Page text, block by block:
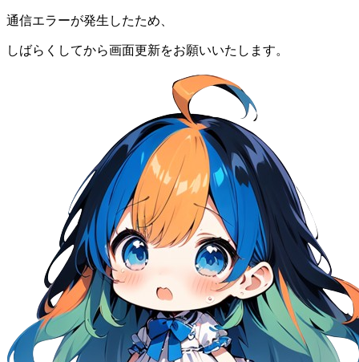
通信エラーが発生したため、
しばらくしてから画面更新をお願いいたします。